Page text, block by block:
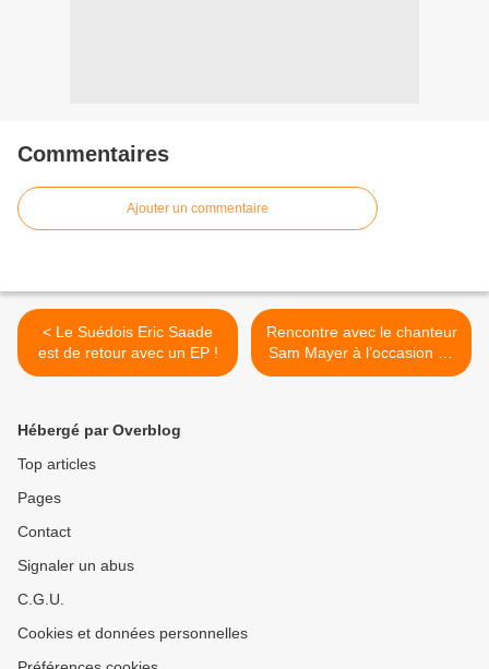
Commentaires
Ajouter un commentaire
< Le Suédois Eric Saade
est de retour avec un EP !
Rencontre avec le chanteur
Sam Mayer à l’occasion de
la sortie de son premier
Hébergé par Overblog
Top articles
Pages
Contact
Signaler un abus
C.G.U.
Cookies et données personnelles